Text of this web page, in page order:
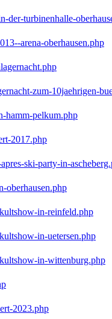
der-turbinenhalle-
arena-oberhausen.php
zum-10jaehrigen-
hamm-pelkum.php
2017.php
ski-party-in-
oberhausen.php
in-reinfeld.php
in-uetersen.php
in-wittenburg.php
2023.php